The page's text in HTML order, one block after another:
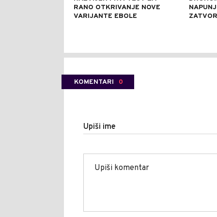
RANO OTKRIVANJE NOVE
VARIJANTE EBOLE
ZATVOR
KOMENTARI 0
Upiši ime